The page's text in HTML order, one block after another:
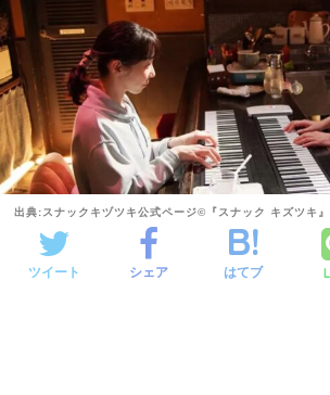
出典:スナックキヅツキ公式ページ©『スナック キズツキ
ツイート シェア はてブ